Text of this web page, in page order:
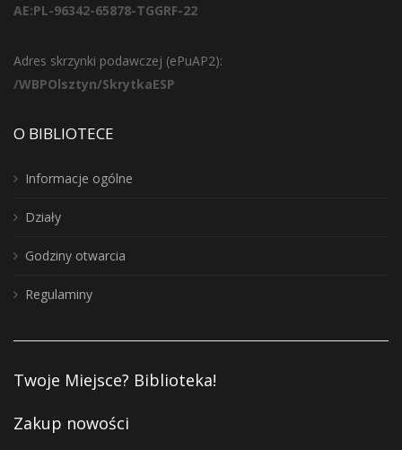
AE:PL-96342-65878-TGGRF-22
Adres skrzynki podawczej (ePuAP2):
/WBPOlsztyn/SkrytkaESP
O BIBLIOTECE
Informacje ogólne
Działy
Godziny otwarcia
Regulaminy
Twoje Miejsce? Biblioteka!
Zakup nowości